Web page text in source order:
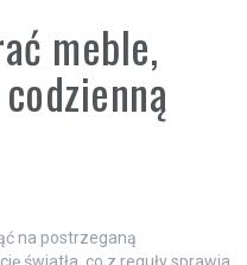
meble,
na postrzeganą